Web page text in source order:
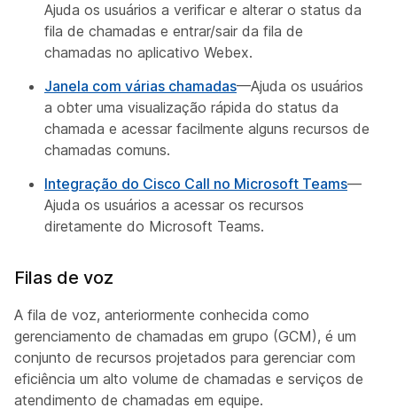
Ajuda os usuários a verificar e alterar o status da
fila de chamadas e entrar/sair da fila de
chamadas no aplicativo Webex.
Janela com várias chamadas—Ajuda os usuários
a obter uma visualização rápida do status da
chamada e acessar facilmente alguns recursos de
chamadas comuns.
Integração do Cisco Call no Microsoft Teams—
Ajuda os usuários a acessar os recursos
diretamente do Microsoft Teams.
Filas de voz
A fila de voz, anteriormente conhecida como
gerenciamento de chamadas em grupo (GCM), é um
conjunto de recursos projetados para gerenciar com
eficiência um alto volume de chamadas e serviços de
atendimento de chamadas em equipe.